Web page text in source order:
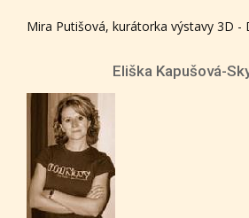
Mira Putišová, kurátorka výstavy 3D -
Eliška Kapušová-